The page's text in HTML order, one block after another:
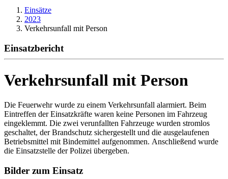
Einsätze
2023
Verkehrsunfall mit Person
Einsatzbericht
Verkehrsunfall mit Person
Die Feuerwehr wurde zu einem Verkehrsunfall alarmiert. Beim
Eintreffen der Einsatzkräfte waren keine Personen im Fahrzeug
eingeklemmt. Die zwei verunfallten Fahrzeuge wurden stromlos
geschaltet, der Brandschutz sichergestellt und die ausgelaufenen
Betriebsmittel mit Bindemittel aufgenommen. Anschließend wurde
die Einsatzstelle der Polizei übergeben.
Bilder zum Einsatz